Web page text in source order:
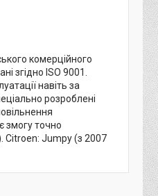
комерційного
згідно ISO 9001.
навіть за
розроблені
змогу точно
Citroen: Jumpy (з 2007